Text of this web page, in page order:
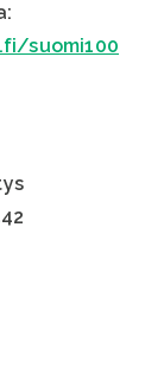
suomi100